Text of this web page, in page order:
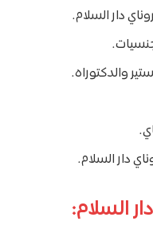
دار السلام.
والدكتوراه.
دار السلام.
السلام: